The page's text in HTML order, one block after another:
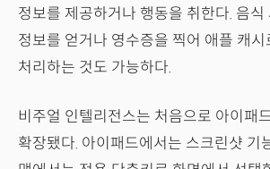
정보를 제공하거나 행동을 취한다. 음식
정보를 얻거나 영수증을 찍어 애플 캐
처리하는 것도 가능하다.
비주얼 인텔리전스는 처음으로 아이패
확장됐다. 아이패드에서는 스크린샷 기